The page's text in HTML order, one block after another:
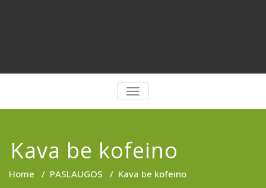
PERJUNGTI
NAVIGACIJĄ
Kava be kofeino
Home / PASLAUGOS / Kava be kofeino